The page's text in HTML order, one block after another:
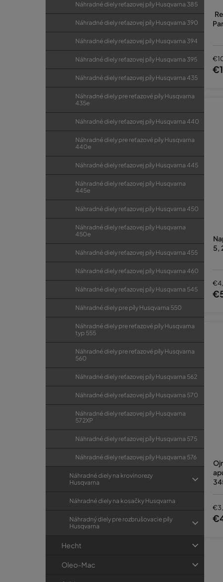
Náhradné diely reťazovej píly Husqvarna 385
Náhradné diely reťazovej píly Husqvarna 390
Náhradné diely reťazovej píly Husqvarna 394
Náhradné diely reťazovej píly Husqvarna 395
Náhradné diely reťazovej píly Husqvarna 435
Náhradné diely pre reťazové píly Husqvarna
435e
Náhradné diely reťazovej píly Husqvarna 440
Náhradné diely pre reťazové píly Husqvarna
440e
Náhradné diely reťazovej píly Husqvarna 445
Náhradné diely reťazovej píly Husqvarna
445e
Náhradné diely reťazovej píly Husqvarna 450
Náhradné diely reťazovej píly Husqvarna
450e
Náhradné diely reťazovej píly Husqvarna 455
Náhradné diely reťazovej píly Husqvarna 460
Náhradné diely reťazovej píly Husqvarna 545
Náhradné diely pre píly Husqvarna 550
Náhradné diely pre reťazové píly Husqvarna
typ 555
Náhradné diely pre reťazové píly Husqvarna
560
Náhradné diely reťazovej píly Husqvarna 562
Náhradné diely reťazovej píly Husqvarna 570
Náhradné diely reťazovej píly Husqvarna
572XP
Náhradné diely reťazovej píly Husqvarna 575
Náhradné diely reťazovej píly Husqvarna 576
Náhradné diely na krovinorezy
Husqvarna
Náhradné diely na kosačky Husqvarna
Náhradný diely pre rozbrušovacie píly
Husqvarna
Hecht
Oleo-Mac
5,